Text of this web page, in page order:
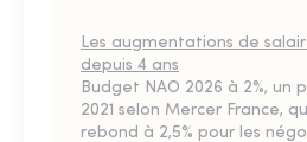
Les augmentations de
depuis 4 ans
Budget NAO 2026 à 2%, un
2021 selon Mercer France,
rebond à 2,5% pour les